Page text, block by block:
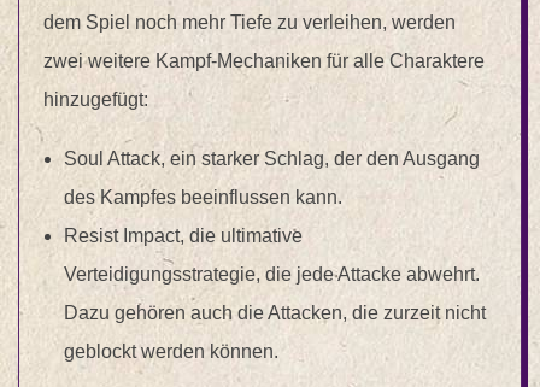
dem Spiel noch mehr Tiefe zu verleihen, werden
zwei weitere Kampf-Mechaniken für alle Charaktere
hinzugefügt:
Soul Attack, ein starker Schlag, der den Ausgang
des Kampfes beeinflussen kann.
Resist Impact, die ultimative
Verteidigungsstrategie, die jede Attacke abwehrt.
Dazu gehören auch die Attacken, die zurzeit nicht
geblockt werden können.